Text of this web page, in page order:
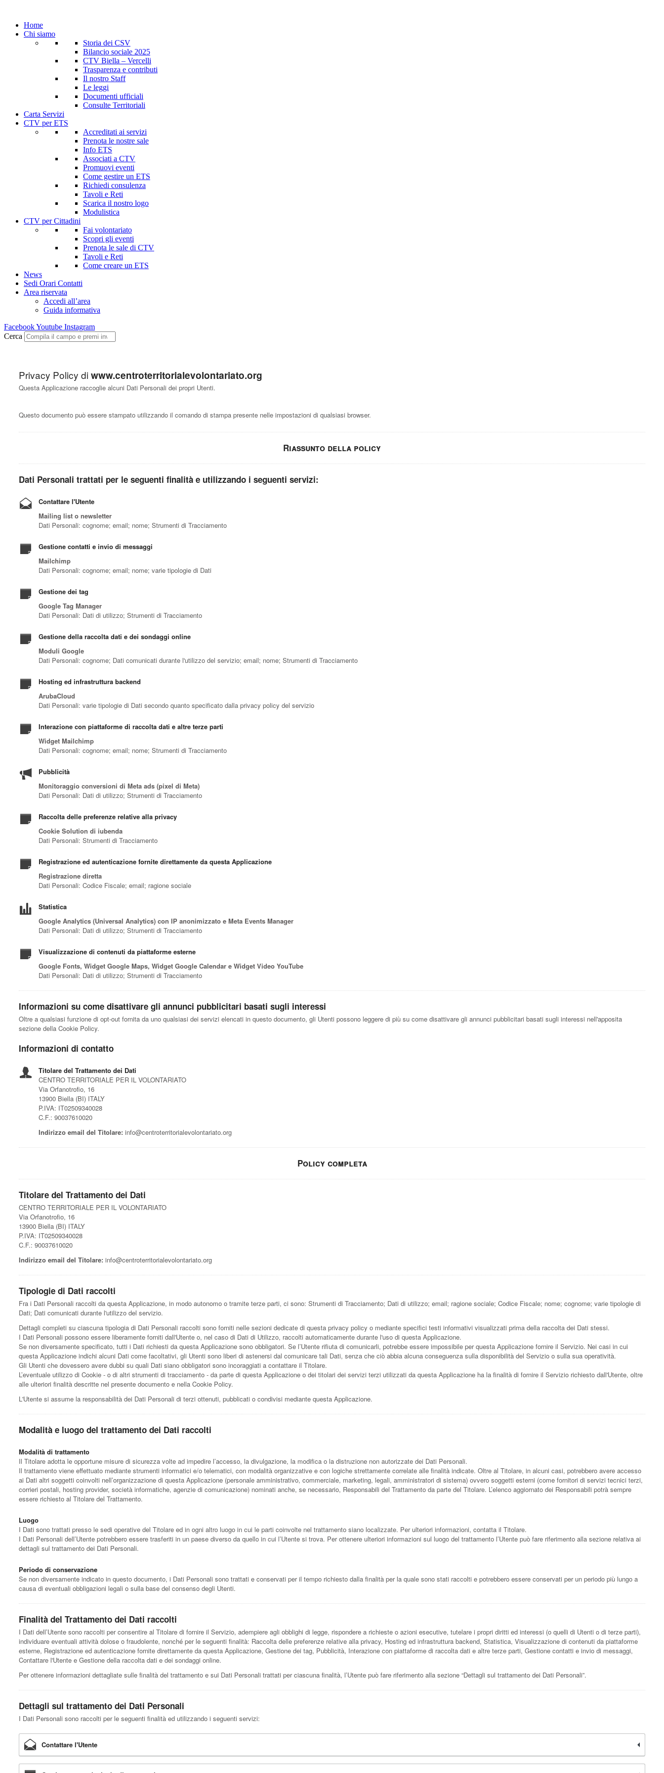
Home
Chi siamo
Storia dei CSV
Bilancio sociale 2025
CTV Biella – Vercelli
Trasparenza e contributi
Il nostro Staff
Le leggi
Documenti ufficiali
Consulte Territoriali
Carta Servizi
CTV per ETS
Accreditati ai servizi
Prenota le nostre sale
Info ETS
Associati a CTV
Promuovi eventi
Come gestire un ETS
Richiedi consulenza
Tavoli e Reti
Scarica il nostro logo
Modulistica
CTV per Cittadini
Fai volontariato
Scopri gli eventi
Prenota le sale di CTV
Tavoli e Reti
Come creare un ETS
News
Sedi Orari Contatti
Area riservata
Accedi all’area
Guida informativa
FacebookYoutube Instagram
Cerca
Privacy Policy di www.centroterritorialevolontariato.org
Questa Applicazione raccoglie alcuni Dati Personali dei propri Utenti.
Questo documento può essere stampato utilizzando il comando di stampa presente nelle impostazioni di qualsiasi browser.
Riassunto della policy
Dati Personali trattati per le seguenti finalità e utilizzando i seguenti servizi:
Contattare l'Utente
Mailing list o newsletter
Dati Personali: cognome; email; nome; Strumenti di Tracciamento
Gestione contatti e invio di messaggi
Mailchimp
Dati Personali: cognome; email; nome; varie tipologie di Dati
Gestione dei tag
Google Tag Manager
Dati Personali: Dati di utilizzo; Strumenti di Tracciamento
Gestione della raccolta dati e dei sondaggi online
Moduli Google
Dati Personali: cognome; Dati comunicati durante l'utilizzo del servizio; email; nome; Strumenti di Tracciamento
Hosting ed infrastruttura backend
ArubaCloud
Dati Personali: varie tipologie di Dati secondo quanto specificato dalla privacy policy del servizio
Interazione con piattaforme di raccolta dati e altre terze parti
Widget Mailchimp
Dati Personali: cognome; email; nome; Strumenti di Tracciamento
Pubblicità
Monitoraggio conversioni di Meta ads (pixel di Meta)
Dati Personali: Dati di utilizzo; Strumenti di Tracciamento
Raccolta delle preferenze relative alla privacy
Cookie Solution di iubenda
Dati Personali: Strumenti di Tracciamento
Registrazione ed autenticazione fornite direttamente da questa Applicazione
Registrazione diretta
Dati Personali: Codice Fiscale; email; ragione sociale
Statistica
Google Analytics (Universal Analytics) con IP anonimizzato e Meta Events Manager
Dati Personali: Dati di utilizzo; Strumenti di Tracciamento
Visualizzazione di contenuti da piattaforme esterne
Google Fonts, Widget Google Maps, Widget Google Calendar e Widget Video YouTube
Dati Personali: Dati di utilizzo; Strumenti di Tracciamento
Informazioni su come disattivare gli annunci pubblicitari basati sugli interessi
Oltre a qualsiasi funzione di opt-out fornita da uno qualsiasi dei servizi elencati in questo documento, gli Utenti possono leggere di più su come disattivare gli annunci pubblicitari basati sugli interessi nell'apposita
sezione della Cookie Policy.
Informazioni di contatto
Titolare del Trattamento dei Dati
CENTRO TERRITORIALE PER IL VOLONTARIATO
Via Orfanotrofio, 16
13900 Biella (BI) ITALY
P.IVA: IT02509340028
C.F.: 90037610020
Indirizzo email del Titolare: info@centroterritorialevolontariato.org
Policy completa
Titolare del Trattamento dei Dati
CENTRO TERRITORIALE PER IL VOLONTARIATO
Via Orfanotrofio, 16
13900 Biella (BI) ITALY
P.IVA: IT02509340028
C.F.: 90037610020
Indirizzo email del Titolare: info@centroterritorialevolontariato.org
Tipologie di Dati raccolti
Fra i Dati Personali raccolti da questa Applicazione, in modo autonomo o tramite terze parti, ci sono: Strumenti di Tracciamento; Dati di utilizzo; email; ragione sociale; Codice Fiscale; nome; cognome; varie tipologie di
Dati; Dati comunicati durante l'utilizzo del servizio.
Dettagli completi su ciascuna tipologia di Dati Personali raccolti sono forniti nelle sezioni dedicate di questa privacy policy o mediante specifici testi informativi visualizzati prima della raccolta dei Dati stessi.
I Dati Personali possono essere liberamente forniti dall'Utente o, nel caso di Dati di Utilizzo, raccolti automaticamente durante l'uso di questa Applicazione.
Se non diversamente specificato, tutti i Dati richiesti da questa Applicazione sono obbligatori. Se l’Utente rifiuta di comunicarli, potrebbe essere impossibile per questa Applicazione fornire il Servizio. Nei casi in cui
questa Applicazione indichi alcuni Dati come facoltativi, gli Utenti sono liberi di astenersi dal comunicare tali Dati, senza che ciò abbia alcuna conseguenza sulla disponibilità del Servizio o sulla sua operatività.
Gli Utenti che dovessero avere dubbi su quali Dati siano obbligatori sono incoraggiati a contattare il Titolare.
L’eventuale utilizzo di Cookie - o di altri strumenti di tracciamento - da parte di questa Applicazione o dei titolari dei servizi terzi utilizzati da questa Applicazione ha la finalità di fornire il Servizio richiesto dall'Utente, oltre
alle ulteriori finalità descritte nel presente documento e nella Cookie Policy.
L'Utente si assume la responsabilità dei Dati Personali di terzi ottenuti, pubblicati o condivisi mediante questa Applicazione.
Modalità e luogo del trattamento dei Dati raccolti
Modalità di trattamento
Il Titolare adotta le opportune misure di sicurezza volte ad impedire l’accesso, la divulgazione, la modifica o la distruzione non autorizzate dei Dati Personali.
Il trattamento viene effettuato mediante strumenti informatici e/o telematici, con modalità organizzative e con logiche strettamente correlate alle finalità indicate. Oltre al Titolare, in alcuni casi, potrebbero avere accesso
ai Dati altri soggetti coinvolti nell’organizzazione di questa Applicazione (personale amministrativo, commerciale, marketing, legali, amministratori di sistema) ovvero soggetti esterni (come fornitori di servizi tecnici terzi,
corrieri postali, hosting provider, società informatiche, agenzie di comunicazione) nominati anche, se necessario, Responsabili del Trattamento da parte del Titolare. L’elenco aggiornato dei Responsabili potrà sempre
essere richiesto al Titolare del Trattamento.
Luogo
I Dati sono trattati presso le sedi operative del Titolare ed in ogni altro luogo in cui le parti coinvolte nel trattamento siano localizzate. Per ulteriori informazioni, contatta il Titolare.
I Dati Personali dell’Utente potrebbero essere trasferiti in un paese diverso da quello in cui l’Utente si trova. Per ottenere ulteriori informazioni sul luogo del trattamento l’Utente può fare riferimento alla sezione relativa ai
dettagli sul trattamento dei Dati Personali.
Periodo di conservazione
Se non diversamente indicato in questo documento, i Dati Personali sono trattati e conservati per il tempo richiesto dalla finalità per la quale sono stati raccolti e potrebbero essere conservati per un periodo più lungo a
causa di eventuali obbligazioni legali o sulla base del consenso degli Utenti.
Finalità del Trattamento dei Dati raccolti
I Dati dell’Utente sono raccolti per consentire al Titolare di fornire il Servizio, adempiere agli obblighi di legge, rispondere a richieste o azioni esecutive, tutelare i propri diritti ed interessi (o quelli di Utenti o di terze parti),
individuare eventuali attività dolose o fraudolente, nonché per le seguenti finalità: Raccolta delle preferenze relative alla privacy, Hosting ed infrastruttura backend, Statistica, Visualizzazione di contenuti da piattaforme
esterne, Registrazione ed autenticazione fornite direttamente da questa Applicazione, Gestione dei tag, Pubblicità, Interazione con piattaforme di raccolta dati e altre terze parti, Gestione contatti e invio di messaggi,
Contattare l'Utente e Gestione della raccolta dati e dei sondaggi online.
Per ottenere informazioni dettagliate sulle finalità del trattamento e sui Dati Personali trattati per ciascuna finalità, l’Utente può fare riferimento alla sezione “Dettagli sul trattamento dei Dati Personali”.
Dettagli sul trattamento dei Dati Personali
I Dati Personali sono raccolti per le seguenti finalità ed utilizzando i seguenti servizi:
Contattare l'Utente